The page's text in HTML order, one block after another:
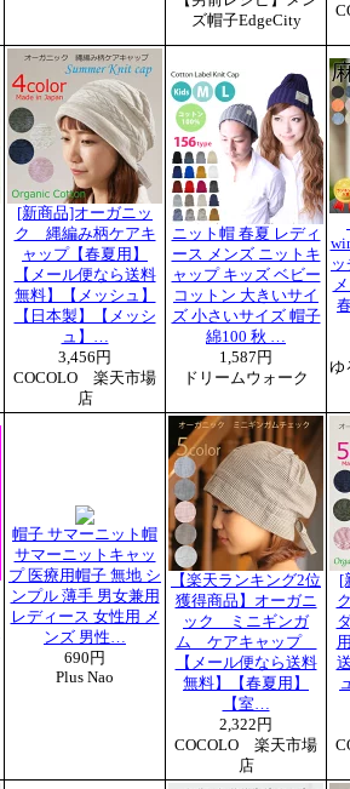
ズ帽子EdgeCity
[新商品]オーガニッ
ク 縄編み柄ケアキ
ャップ【春夏用】
【メール便なら送料
無料】【メッシュ】
【日本製】【メッシ
ュ】…
3,456円
COCOLO 楽天市場
店
ニット帽 春夏 レディ
ース メンズ ニットキ
ャップ キッズ ベビー
コットン 大きいサイ
ズ 小さいサイズ 帽子
綿100 秋 …
1,587円
ドリームウォーク
ゆ
帽子 サマーニット帽
サマーニットキャッ
プ 医療用帽子 無地 シ
ンプル 薄手 男女兼用
レディース 女性用 メ
ンズ 男性…
690円
Plus Nao
【楽天ランキング2位
獲得商品】オーガニ
ック ミニギンガ
ム ケアキャップ
【メール便なら送料
無料】【春夏用】
【室…
2,322円
COCOLO 楽天市場
店
[